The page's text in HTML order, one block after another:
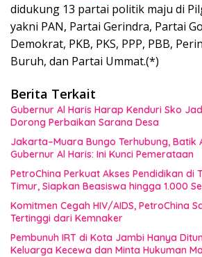
didukung 13 partai politik maju di
yakni PAN, Partai Gerindra, Partai
Demokrat, PKB, PKS, PPP, PBB,
Buruh, dan Partai Ummat.(*)
Berita Terkait
Gubernur Al Haris Harap Kenduri Sko
Dorong Perbaikan Sarana Desa
Jakarta–Muara Bungo Terhubung, Batik
Gubernur Al Haris: Ini Kunci Pemerataan
PetroChina Perkuat Akses Pendidikan di
Timur, Siapkan Beasiswa hingga 1.000
Komitmen Cegah HIV/AIDS, PetroChina
Tertinggi dari Kemnaker
Pembunuh IRT di Kota Jambi Hanya
Keluarga Kecewa dan Minta Hukuman